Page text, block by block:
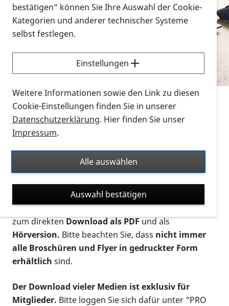
Alle Infomaterialien in verschiedenen
Formaten an einem Ort
Sie möchten wissen, wie Sie nach Infonmaterial
suchen und dieses bestellen bzw. herunterladen
können? Schauen Sie sich dieErklärvideos zum
Thema Infomaterial auf der PRO RETINA-Website
für blinde und sehbehinderte Menschen an.
Auf dieser Seite finden Sie sämtliches Infomaterial
Ort. Nutzen Sie den Formatfilter, um ausschließlich
nach Flyern und Broschüren, Audios oder Videos zu
suchen. Die meisten Flyer und Broschüren werden in
verschiedenen Formaten angeboten: zur
postalischen Bestellung als gedruckte Variante
zum direktenDownload als PDFund als
Hörversion. Bitte beachten Sie, dass nicht immer
alle Broschüren und Flyer in gedruckter Form
erhältlich sind.
Der Download vieler Medien ist exklusiv für
Mitglieder. Bitte loggen Sie sich dafür unter "PRO
bestätigen“ können Sie Ihre Auswahl der Cookie-
Kategorien und anderer technischer Systeme
selbst festlegen.
Einstellungen
Weitere Informationen sowie den Link zu diesen
Cookie-Einstellungen finden Sie in unserer
Datenschutzerklärung. Hier finden Sie unser
Impressum.
Alle auswählen
Auswahl bestätigen